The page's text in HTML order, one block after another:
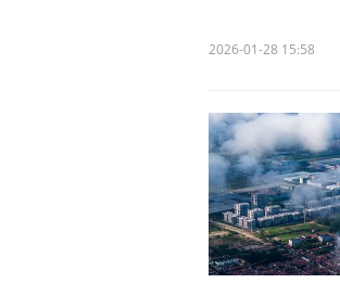
2026-01-28 15:58